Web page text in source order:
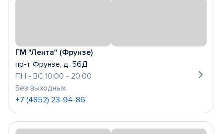
ГМ "Лента" (Фрунзе)
пр-т Фрунзе, д. 56Д
ПН - ВС 10:00 - 20:00
Без выходных
+7 (4852) 23-94-86